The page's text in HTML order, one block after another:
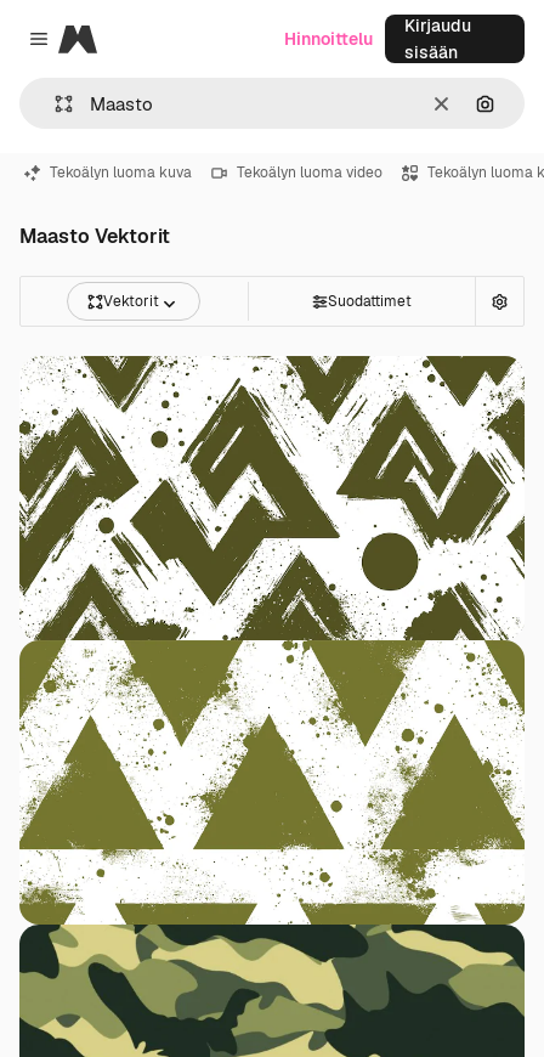
Close menu
Magnific
SelkeäHae
Hinnoittelu
Kirjaudu
sisään
Tekoälyn luoma kuva Tekoälyn luoma video Tekoälyn luoma
Maasto Vektorit
Vektorit Suodattimet